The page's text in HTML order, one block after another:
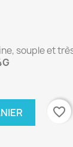
souple et
favorite_border